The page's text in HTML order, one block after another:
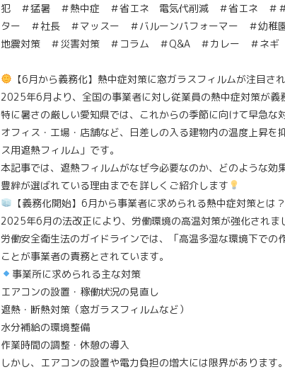
犯 ＃猛暑 ＃熱中症 ＃省エネ 電気代削減 ＃省エネ ＃
ター ＃社長 ＃マッスー ＃バルーンパフォーマー ＃幼
地震対策 ＃災害対策 ＃コラム ＃Q&A ＃カレー ＃ネギ
【6月から義務化】熱中症対策に窓ガラスフィルムが注目さ
2025年6月より、全国の事業者に対し従業員の熱中症対策が義
特に暑さの厳しい愛知県では、これからの季節に向けて早急な
オフィス・工場・店舗など、日差しの入る建物内の温度上昇を
ス用遮熱フィルム」です。
本記事では、遮熱フィルムがなぜ今必要なのか、どのような
豊絆が選ばれている理由までを詳しくご紹介します
【義務化開始】6月から事業者に求められる熱中症対策とは？
2025年6月の法改正により、労働環境の高温対策が強化されま
労働安全衛生法のガイドラインでは、「高温多湿な環境下での
ことが事業者の責務とされています。
事業所に求められる主な対策
エアコンの設置・稼働状況の見直し
遮熱・断熱対策（窓ガラスフィルムなど）
水分補給の環境整備
作業時間の調整・休憩の導入
しかし、エアコンの設置や電力負担の増大には限界があります。